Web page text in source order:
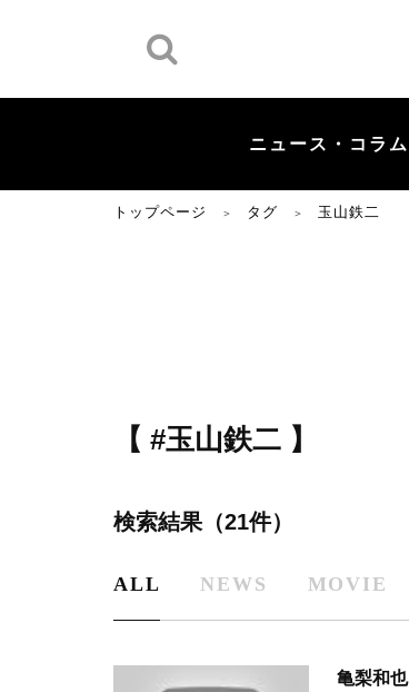
ニュース・コラム
トップページ ＞ タグ ＞ 玉山鉄二
【 #玉山鉄二 】
検索結果（21件）
ALL NEWS MOVIE
亀梨和